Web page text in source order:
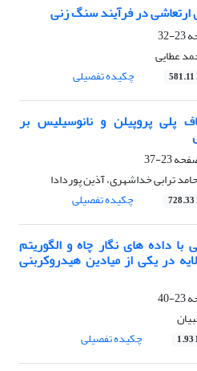
در فرآیند سنگ زنی
23-32
عطایی
چکیده تفصیلی
پلی پروپیلن و نانوسیلیس بر
23-37
ترابی خداشهری، آذین پوردادا
چکیده تفصیلی
با داده های نگار چاه و الگوریتم
در یکی از میادین هیدروکربنی
23-40
1.93 چکیده تفصیلی